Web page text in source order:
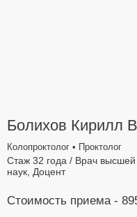
Болихов Кирилл
Колопроктолог • Проктолог
Стаж 32 года / Врач высшей
наук, Доцент
Стоимость приема -